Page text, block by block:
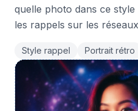
quelle photo dans ce
les rappels sur les
Style rappel Portrait rétro